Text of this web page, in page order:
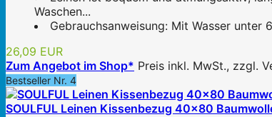
Waschen...
Gebrauchsanweisung: Mit Wasser
26,09 EUR
Zum Angebot im Shop* Preis inkl. MwSt., zzgl.
Bestseller Nr. 4
SOULFUL Leinen Kissenbezug 40x80